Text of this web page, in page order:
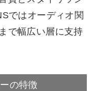
ではオーディオ関
で幅広い層に支持
の特徴